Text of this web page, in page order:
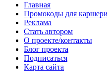
Главная
Промокоды для
Реклама
Стать автором
О проекте/контакты
Блог проекта
Подписаться
Карта сайта